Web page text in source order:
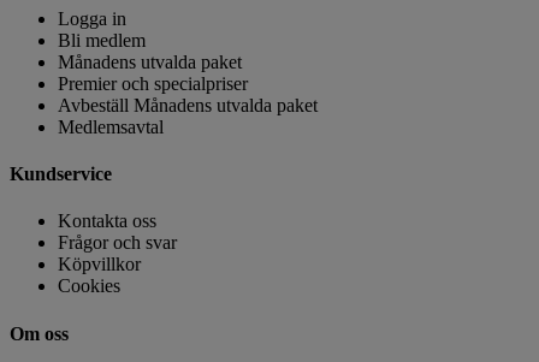
Logga in
Bli medlem
Månadens utvalda paket
Premier och specialpriser
Avbeställ Månadens utvalda paket
Medlemsavtal
Kundservice
Kontakta oss
Frågor och svar
Köpvillkor
Cookies
Om oss